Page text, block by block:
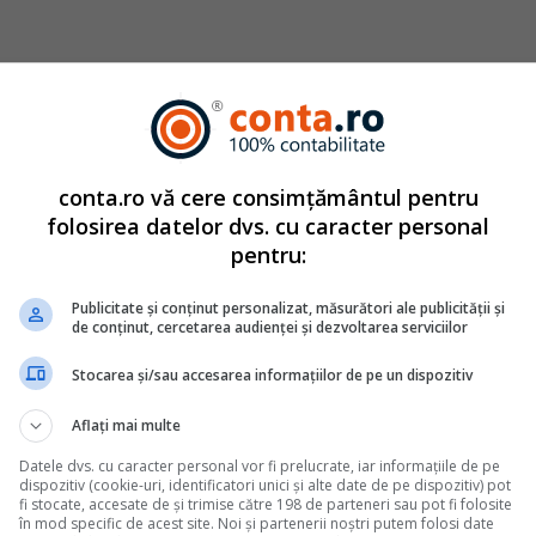
din autori cu experienta dovedita pe domenii precum
Colectivul si-a propus sa creeze continut interesant si bine
Va oferim solutii utile pentru orice dilema legislativa cu
2010
contabile complete
UE. Monografie contabila si tratament fiscal
Uniunii Europene implica o serie de particularitati fiscale
corect pentru a evita erori de raportare sau riscuri la un
din perspectiva TVA si a taxarii inverse, pana la inregistrarile
de nerezidenti, fiecare tranzactie necesita o analiza atenta a
conta.ro vă cere consimțământul pentru
folosirea datelor dvs. cu caracter personal
pentru:
Publicitate și conținut personalizat, măsurători ale publicității și
de conținut, cercetarea audienței și dezvoltarea serviciilor
Stocarea și/sau accesarea informațiilor de pe un dispozitiv
Aflați mai multe
Datele dvs. cu caracter personal vor fi prelucrate, iar informațiile de pe
dispozitiv (cookie-uri, identificatori unici și alte date de pe dispozitiv) pot
fi stocate, accesate de și trimise către 198 de parteneri sau pot fi folosite
în mod specific de acest site. Noi și partenerii noștri putem folosi date